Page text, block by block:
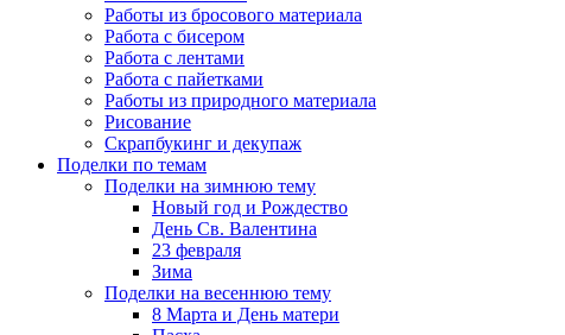
Работы из бросового материала
Работа с бисером
Работа с лентами
Работа с пайетками
Работы из природного материала
Рисование
Скрапбукинг и декупаж
Поделки по темам
Поделки на зимнюю тему
Новый год и Рождество
День Св. Валентина
23 февраля
Зима
Поделки на весеннюю тему
8 Марта и День матери